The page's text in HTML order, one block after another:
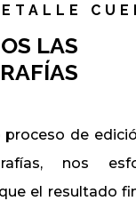
LAS
proceso de
nos
el resultado